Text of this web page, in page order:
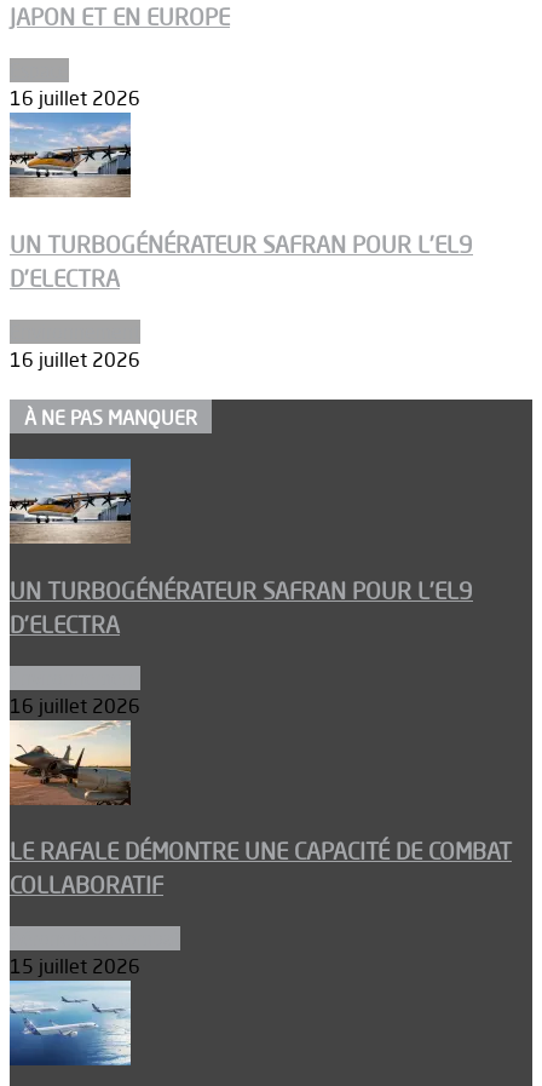
JAPON ET EN EUROPE
16 juillet 2026
UN TURBOGÉNÉRATEUR SAFRAN POUR L’EL9
D’ELECTRA
16 juillet 2026
À NE PAS MANQUER
UN TURBOGÉNÉRATEUR SAFRAN POUR L’EL9
D’ELECTRA
16 juillet 2026
LE RAFALE DÉMONTRE UNE CAPACITÉ DE COMBAT
COLLABORATIF
15 juillet 2026